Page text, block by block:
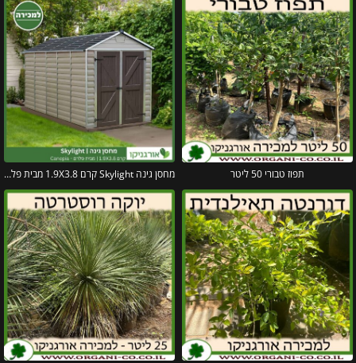
תפוז טבורי 50 ליטר מחסן גינה Skylight קרם 1.9X3.8 מבית פלרם – קנופיה